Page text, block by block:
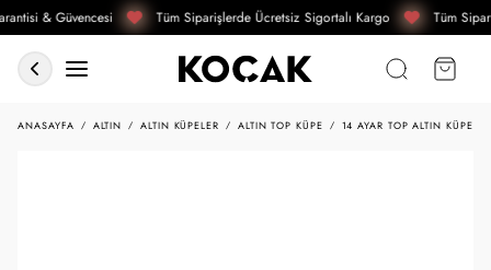
& Güvencesi Tüm Siparişlerde Ücretsiz Sigortalı Kargo Tüm
ANASAYFA ALTIN ALTIN KÜPELER ALTIN TOP KÜPE 14 AYAR TOP ALTIN KÜPE